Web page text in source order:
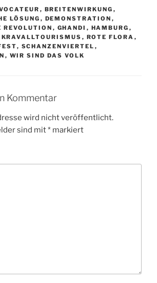
, BREITENWIRKUNG ,
LÖSUNG , DEMONSTRATION ,
REVOLUTION , GHANDI , HAMBURG ,
KRAVALLTOURISMUS , ROTE FLORA ,
, SCHANZENVIERTEL ,
, WIR SIND DAS VOLK
Kommentar
wird nicht veröffentlicht.
sind mit* markiert